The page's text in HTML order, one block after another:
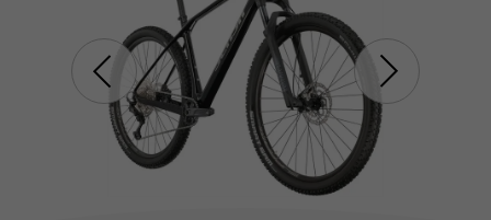
Nowości
Superoferta